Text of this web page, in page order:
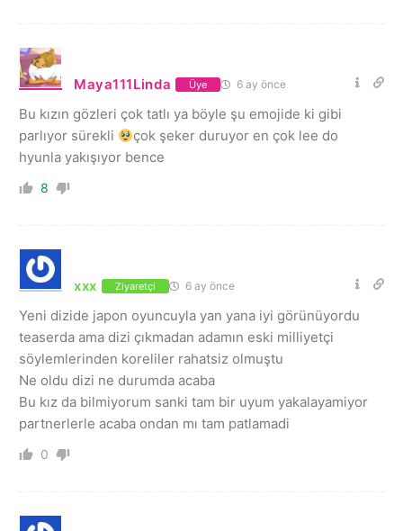
Maya111Linda Üye 6 ay önce
Bu kızın gözleri çok tatlı ya böyle şu emojide ki gibi
parlıyor sürekli
çok şeker duruyor en çok lee do
hyunla yakışıyor bence
8
xxx Ziyaretçi 6 ay önce
Yeni dizide japon oyuncuyla yan yana iyi görünüyordu
teaserda ama dizi çıkmadan adamın eski milliyetçi
söylemlerinden koreliler rahatsiz olmuştu
Ne oldu dizi ne durumda acaba
Bu kız da bilmiyorum sanki tam bir uyum yakalayamiyor
partnerlerle acaba ondan mı tam patlamadi
0